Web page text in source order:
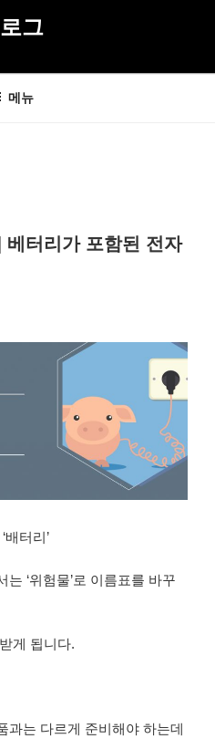
그
메뉴
터리가 포함된 전자
터리’
‘위험물’로 이름표를 바꾸
게 됩니다.
과는 다르게 준비해야 하는데